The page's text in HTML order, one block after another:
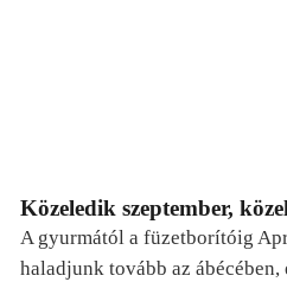
Közeledik szeptember,
A gyurmától a füzetborítóig
haladjunk tovább az